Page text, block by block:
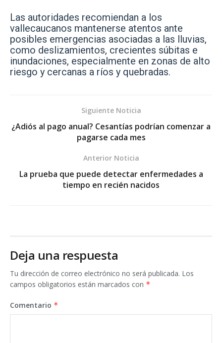
Las autoridades recomiendan a los
vallecaucanos mantenerse atentos ante
posibles emergencias asociadas a las lluvias,
como deslizamientos, crecientes súbitas e
inundaciones, especialmente en zonas de alto
riesgo y cercanas a ríos y quebradas.
Siguiente Noticia
¿Adiós al pago anual? Cesantías podrían comenzar a
pagarse cada mes
Anterior Noticia
La prueba que puede detectar enfermedades a
tiempo en recién nacidos
Deja una respuesta
Tu dirección de correo electrónico no será publicada. Los
campos obligatorios están marcados con *
Comentario *